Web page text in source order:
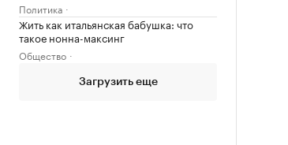
Политика
Жить как итальянская бабушка: что
такое нонна-максинг
Общество
Загрузить еще